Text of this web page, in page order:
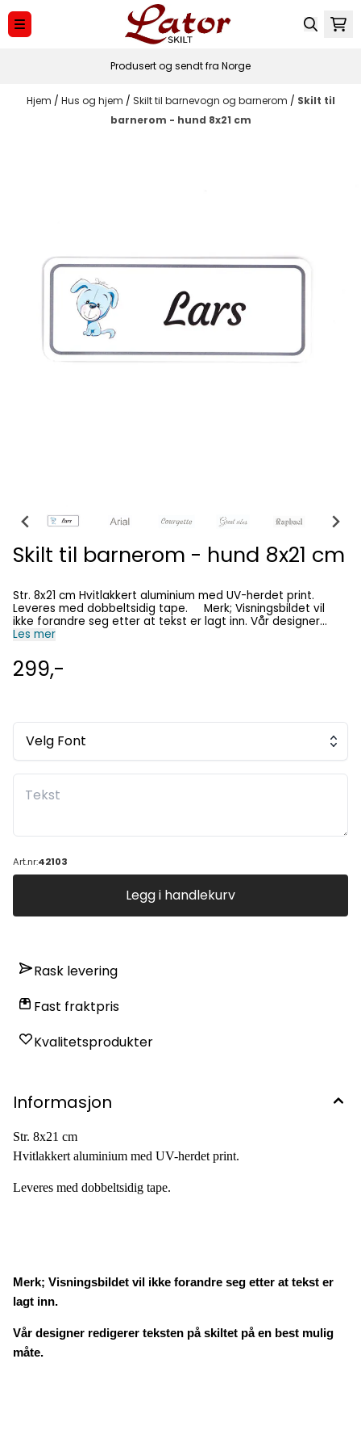
Hopp til innhold
Produsert og sendt fra Norge
Hjem / Hus og hjem / Skilt til barnevogn og barnerom / Skilt til
barnerom - hund 8x21 cm
Skilt til barnerom - hund 8x21 cm
Str. 8x21 cm Hvitlakkert aluminium med UV-herdet print.
Leveres med dobbeltsidig tape. Merk; Visningsbildet vil
ikke forandre seg etter at tekst er lagt inn. Vår designer
Les mer
299,-
Velg Font
Art.nr:42103
Legg i handlekurv
Rask levering
Fast fraktpris
Kvalitetsprodukter
Informasjon
Str. 8x21 cm
Hvitlakkert aluminium med UV-herdet print.
Leveres med dobbeltsidig tape.
Merk; Visningsbildet vil ikke forandre seg etter at tekst er
lagt inn.
Vår designer redigerer teksten på skiltet på en best mulig
måte.